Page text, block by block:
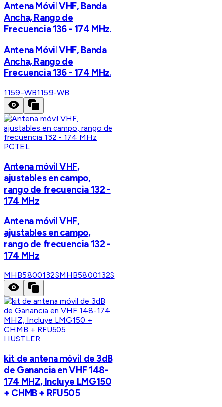
Antena Móvil VHF, Banda
Ancha, Rango de
Frecuencia 136 - 174 MHz.
Antena Móvil VHF, Banda
Ancha, Rango de
Frecuencia 136 - 174 MHz.
1159-WB1159-WB
PCTEL
Antena móvil VHF,
ajustables en campo,
rango de frecuencia 132 -
174 MHz
Antena móvil VHF,
ajustables en campo,
rango de frecuencia 132 -
174 MHz
MHB5800132SMHB5800132S
HUSTLER
kit de antena móvil de 3dB
de Ganancia en VHF 148-
174 MHZ, Incluye LMG150
+ CHMB + RFU505